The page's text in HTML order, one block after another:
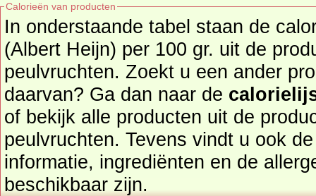
Calorieën van producten
In onderstaande tabel staan de
(Albert Heijn) per 100 gr. uit de
peulvruchten. Zoekt u een ander product en de calorieën
daarvan? Ga dan naar de
of bekijk alle producten uit de
peulvruchten. Tevens vindt u ook de uitgebreide calorie
informatie, ingrediënten en de
beschikbaar zijn.